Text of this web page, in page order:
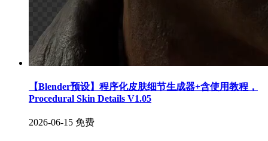
【Blender预设】程序化皮肤细节生成器+含使用教程，
Procedural Skin Details V1.05
2026-06-15 免费